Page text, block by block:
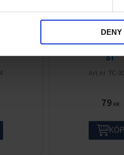
DENY
Sortiment
st
TC-
79 KR
KÖP